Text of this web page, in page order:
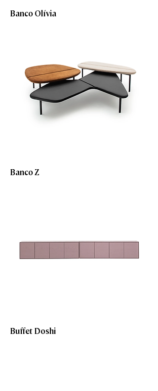
Banco Olívia
Banco Z
Buffet Doshi